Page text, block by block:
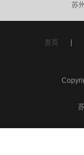
苏
首页